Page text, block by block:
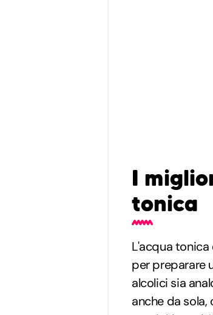
I
tonica
L'acqua tonica
per preparare
alcolici sia
anche da